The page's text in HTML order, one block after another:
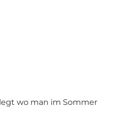
wo man im Sommer